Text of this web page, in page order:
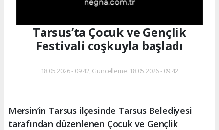
Tarsus’ta Çocuk ve Gençlik
Festivali coşkuyla başladı
18.05.2026 - 09:42, Güncelleme: 18.05.2026 - 09:42
Mersin’in Tarsus ilçesinde Tarsus Belediyesi
tarafından düzenlenen Çocuk ve Gençlik